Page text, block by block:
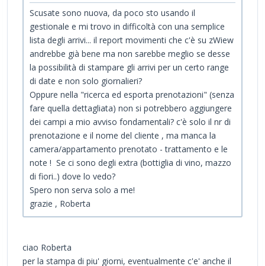
Scusate sono nuova, da poco sto usando il
gestionale e mi trovo in difficoltà con una semplice
lista degli arrivi... il report movimenti che c'è su zWiew
andrebbe già bene ma non sarebbe meglio se desse
la possibilità di stampare gli arrivi per un certo range
di date e non solo giornalieri?
Oppure nella "ricerca ed esporta prenotazioni" (senza
fare quella dettagliata) non si potrebbero aggiungere
dei campi a mio avviso fondamentali? c'è solo il nr di
prenotazione e il nome del cliente , ma manca la
camera/appartamento prenotato - trattamento e le
note ! Se ci sono degli extra (bottiglia di vino, mazzo
di fiori..) dove lo vedo?
Spero non serva solo a me!
grazie , Roberta
ciao Roberta
per la stampa di piu' giorni, eventualmente c'e' anche il